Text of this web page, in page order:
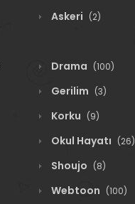
Askeri (2)
Drama (100)
Gerilim (3)
Korku (9)
Okul Hayatı (26)
Shoujo (8)
Webtoon (100)